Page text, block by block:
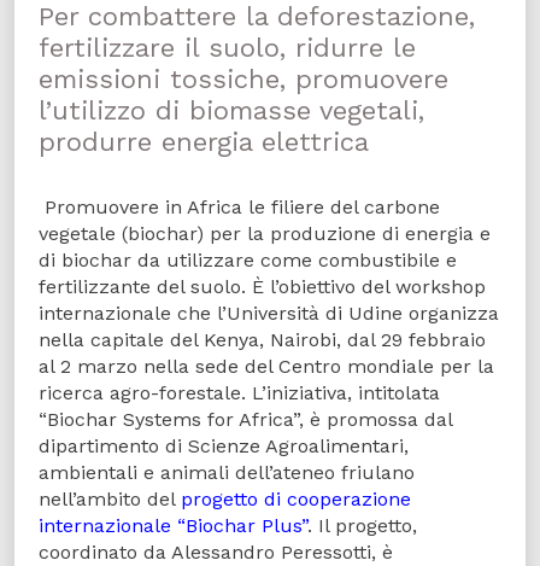
Per combattere la deforestazione,
fertilizzare il suolo, ridurre le
emissioni tossiche, promuovere
l’utilizzo di biomasse vegetali,
produrre energia elettrica
Promuovere in Africa le filiere del carbone
vegetale (biochar) per la produzione di energia e
di biochar da utilizzare come combustibile e
fertilizzante del suolo. È l’obiettivo del workshop
internazionale che l’Università di Udine organizza
nella capitale del Kenya, Nairobi, dal 29 febbraio
al 2 marzo nella sede del Centro mondiale per la
ricerca agro-forestale. L’iniziativa, intitolata
“Biochar Systems for Africa”, è promossa dal
dipartimento di Scienze Agroalimentari,
ambientali e animali dell’ateneo friulano
nell’ambito del progetto di cooperazione
internazionale “Biochar Plus”. Il progetto,
coordinato da Alessandro Peressotti, è